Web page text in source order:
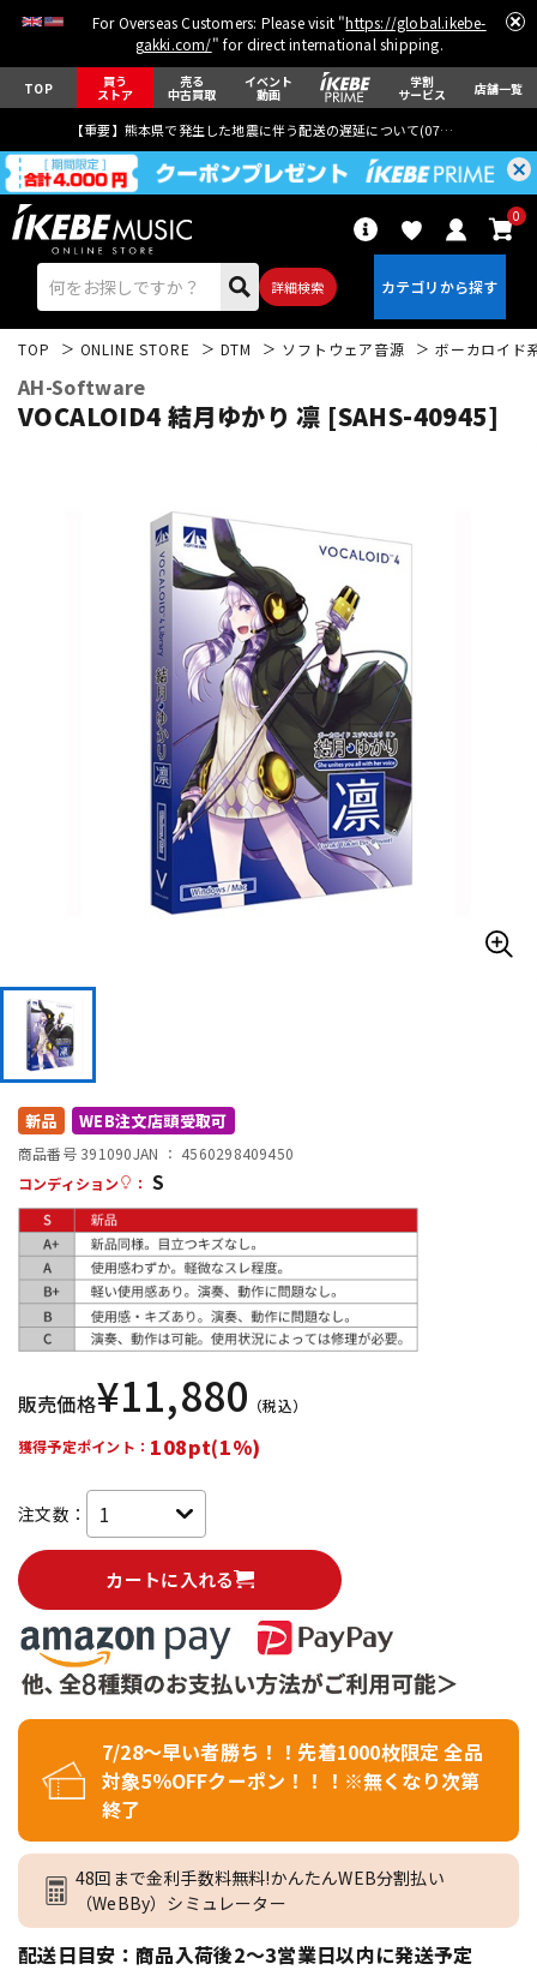
For Overseas Customers: Please visit "https://global.ikebe-
gakki.com/" for direct international shipping.
TOP 買う
ストア
売る
中古買取
イベント
動画
学割
サービス 店舗一覧
【重要】熊本県で発生した地震に伴う配送の遅延について(07月29日
詳細検索
0
パーカッション
キーボード 電子ピアノ
その他楽器
配信/ライブ機器
中古
TOP ONLINE STORE DTM ソフトウェア音源 ボーカロイド
AH-Software
VOCALOID4 結月ゆかり 凛 [SAHS-40945]
新品 WEB注文店頭受取可
商品番号 391090JAN ： 4560298409450
コンディション
： S
販売価格¥11,880 （税込）
獲得予定ポイント： 108pt(1%)
注文数：
カートに入れる
7/28～早い者勝ち！！先着1000枚限定 全品
対象5％OFFクーポン！！！※無くなり次第
終了
48回まで金利手数料無料!かんたんWEB分割払い
（WeBBy）シミュレーター
配送日目安：商品入荷後2～3営業日以内に発送予定